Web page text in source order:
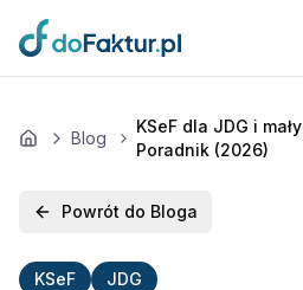
Przejdź do głównej treści
Home Blog
KSeF dla JDG i
Poradnik (2026)
Powrót do Bloga
KSeF JDG